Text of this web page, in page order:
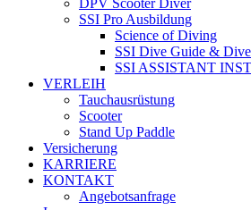
DPV Scooter Diver
SSI Pro Ausbildung
Science of Diving
SSI Dive Guide &
SSI ASSISTANT
VERLEIH
Tauchausrüstung
Scooter
Stand Up Paddle
Versicherung
KARRIERE
KONTAKT
Angebots­anfrage